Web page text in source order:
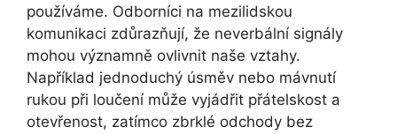
používáme. Odborníci na mezilidskou
komunikaci zdůrazňují, že neverbální signály
mohou významně ovlivnit naše vztahy.
Například jednoduchý úsměv nebo mávnutí
rukou při loučení může vyjádřit přátelskost a
otevřenost, zatímco zbrklé odchody bez